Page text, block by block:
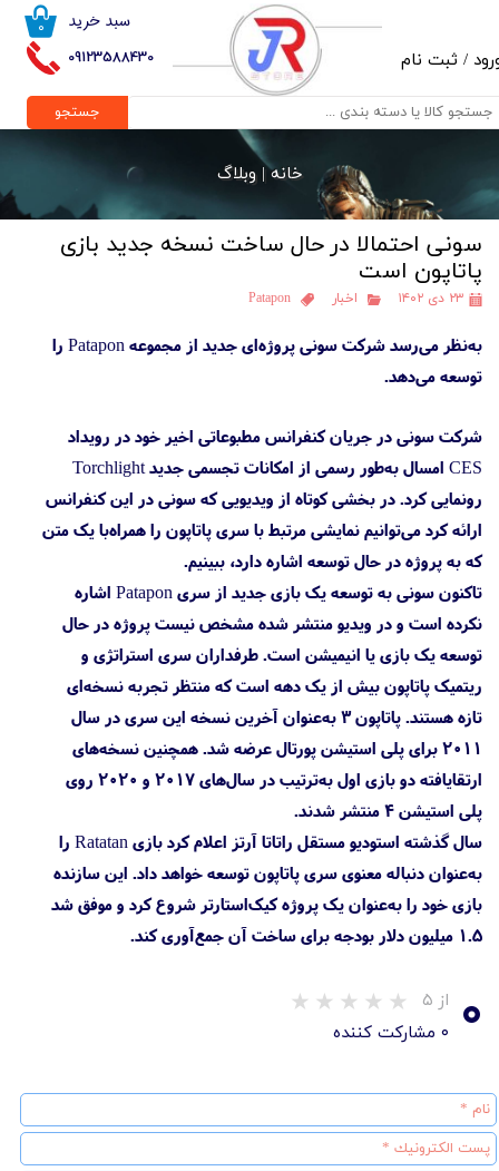
09123588430
۰ سبد خرید
/ ثبت نام
حساب کاربری من
تغییر گذر واژه
خروج از حساب کاربری
جستجو
خانه |وبلاگ
سونی احتمالا در حال ساخت نسخه جدید بازی
پاتاپون است
۲۳ دی ۱۴۰۲ اخبار Patapon
به‌نظر می‌رسد شرکت سونی پروژه‌ای جدید از مجموعه Patapon را
توسعه می‌دهد.
شرکت سونی در جریان کنفرانس مطبوعاتی اخیر خود در رویداد
CES امسال به‌طور رسمی از امکانات تجسمی جدید Torchlight
رونمایی کرد. در بخشی کوتاه از ویدیویی که سونی در این کنفرانس
ارائه کرد می‌توانیم نمایشی مرتبط با سری پاتاپون را همراه‌با یک متن
که به پروژه در حال توسعه اشاره دارد، ببینیم.
تاکنون سونی به توسعه یک بازی جدید از سری Patapon اشاره
نکرده است و در ویدیو منتشر شده مشخص نیست پروژه در حال
توسعه یک بازی یا انیمیشن است. طرفداران سری استراتژی و
ریتمیک پاتاپون بیش از یک دهه است که منتظر تجربه نسخه‌ای
تازه هستند. پاتاپون 3 به‌عنوان آخرین نسخه این سری در سال
۲۰۱۱ برای پلی استیشن پورتال عرضه شد. همچنین نسخه‌های
ارتقایافته دو بازی اول به‌ترتیب در سال‌های ۲۰۱۷ و ۲۰۲۰ روی
پلی استیشن 4 منتشر شدند.
سال گذشته استودیو مستقل راتاتا آرتز اعلام کرد بازی Ratatan را
به‌عنوان دنباله معنوی سری پاتاپون توسعه خواهد داد. این سازنده
بازی خود را به‌عنوان یک پروژه کیک‌استارتر شروع کرد و موفق شد
۱.۵ میلیون دلار بودجه برای ساخت آن جمع‌آوری کند.
۰ از ۵
۰ مشارکت کننده